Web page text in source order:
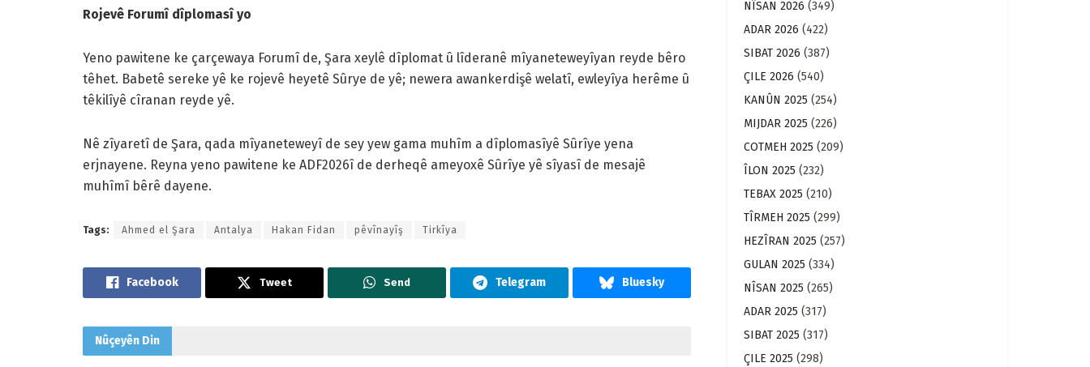
Rojevê Forumî dîplomasî yo
Yeno pawitene ke çarçewaya Forumî de, Şara xeylê dîplomat û lîderanê mîyaneteweyîyan reyde bêro
têhet. Babetê sereke yê ke rojevê heyetê Sûrye de yê; newera awankerdişê welatî, ewleyîya herême û
têkilîyê cîranan reyde yê.
Nê zîyaretî de Şara, qada mîyaneteweyî de sey yew gama muhîm a dîplomasîyê Sûrîye yena
erjnayene. Reyna yeno pawitene ke ADF2026î de derheqê ameyoxê Sûrîye yê sîyasî de mesajê
muhîmî bêrê dayene.
Tags: Ahmed el Şara Antalya Hakan Fidan pêvînayîş Tirkîya
Tweet Send
Nûçeyên Din
NÎSAN 2026 (349)
ADAR 2026 (422)
SIBAT 2026 (387)
ÇILE 2026 (540)
KANÛN 2025 (254)
MIJDAR 2025 (226)
COTMEH 2025 (209)
ÎLON 2025 (232)
TEBAX 2025 (210)
TÎRMEH 2025 (299)
HEZÎRAN 2025 (257)
GULAN 2025 (334)
NÎSAN 2025 (265)
ADAR 2025 (317)
SIBAT 2025 (317)
ÇILE 2025 (298)